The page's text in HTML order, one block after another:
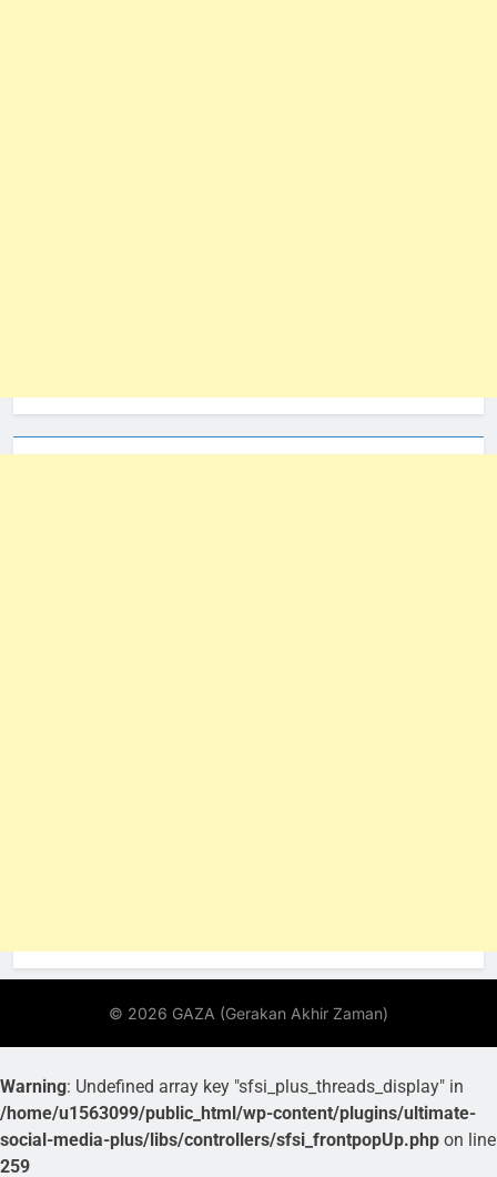
Warning: Undefined array key "sfsi_plus_threads_display" in
/home/u1563099/public_html/wp-content/plugins/ultimate-
social-media-plus/libs/controllers/sfsi_frontpopUp.php on line
259